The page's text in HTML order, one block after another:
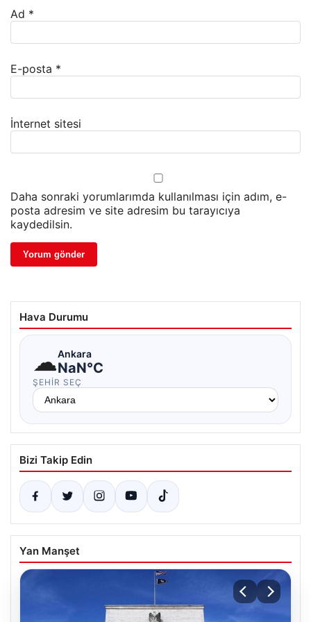
Ad *
E-posta *
İnternet sitesi
Daha sonraki yorumlarımda kullanılması için adım, e-
posta adresim ve site adresim bu tarayıcıya
kaydedilsin.
Hava Durumu
☁Ankara
NaN°C
ŞEHIR SEÇ
Bizi Takip Edin
Yan Manşet